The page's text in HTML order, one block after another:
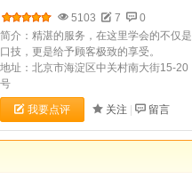
5103 7
0
简介：精湛的服务，在这里学会的不仅是
口技，更是给予顾客极致的享受。
地址：北京市海淀区中关村南大街15-20
号
我要点评 关注 留言